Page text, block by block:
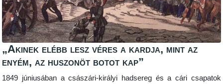
„Akinek elébb lesz véres a kardja, mint az
enyém, az huszonöt botot kap”
1849 júniusában a császári-királyi hadsereg és a cári csapatok